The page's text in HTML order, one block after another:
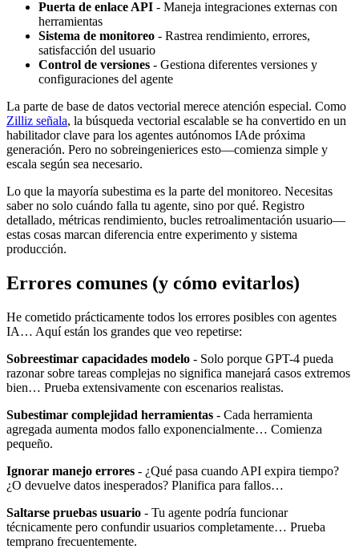
Puerta de enlace API - Maneja integraciones externas con
herramientas
Sistema de monitoreo - Rastrea rendimiento, errores,
satisfacción del usuario
Control de versiones - Gestiona diferentes versiones y
configuraciones del agente
La parte de base de datos vectorial merece atención especial. Como
Zilliz señala, la búsqueda vectorial escalable se ha convertido en un
habilitador clave para los agentes autónomos IAde próxima
generación. Pero no sobreingenierices esto—comienza simple y
escala según sea necesario.
Lo que la mayoría subestima es la parte del monitoreo. Necesitas
saber no solo cuándo falla tu agente, sino por qué. Registro
detallado, métricas rendimiento, bucles retroalimentación usuario—
estas cosas marcan diferencia entre experimento y sistema
producción.
Errores comunes (y cómo evitarlos)
He cometido prácticamente todos los errores posibles con agentes
IA… Aquí están los grandes que veo repetirse:
Sobreestimar capacidades modelo - Solo porque GPT-4 pueda
razonar sobre tareas complejas no significa manejará casos extremos
bien… Prueba extensivamente con escenarios realistas.
Subestimar complejidad herramientas - Cada herramienta
agregada aumenta modos fallo exponencialmente… Comienza
pequeño.
Ignorar manejo errores - ¿Qué pasa cuando API expira tiempo?
¿O devuelve datos inesperados? Planifica para fallos…
Saltarse pruebas usuario - Tu agente podría funcionar
técnicamente pero confundir usuarios completamente… Prueba
temprano frecuentemente.